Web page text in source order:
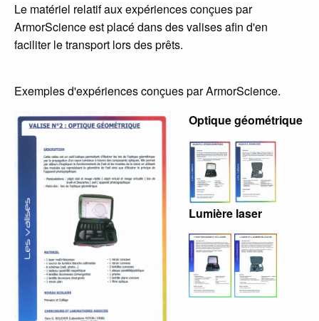
Le matériel relatif aux expériences conçues par
ArmorScience est placé dans des valises afin d'en
faciliter le transport lors des prêts.
Exemples d'expériences conçues par ArmorScience.
Optique géométrique
Lumière laser